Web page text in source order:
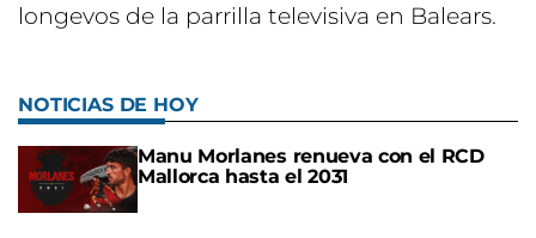
longevos de la parrilla televisiva en Balears.
NOTICIAS DE HOY
Manu Morlanes renueva con el RCD
Mallorca hasta el 2031